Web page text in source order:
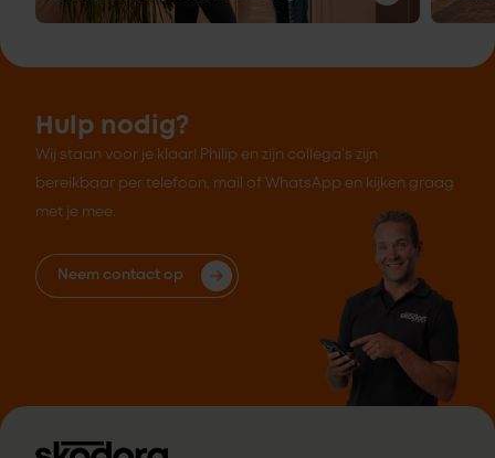
Hulp nodig?
Wij staan voor je klaar! Philip en zijn collega's zijn
bereikbaar per telefoon, mail of WhatsApp en kijken graag
met je mee.
Neem contact op